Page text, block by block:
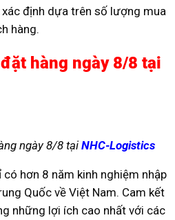
định dựa trên số lượng mua
hàng.
hàng ngày 8/8 tại
ngày 8/8 tại NHC-Logistics
có hơn 8 năm kinh nghiệm nhập
Quốc về Việt Nam. Cam kết
những lợi ích cao nhất với các